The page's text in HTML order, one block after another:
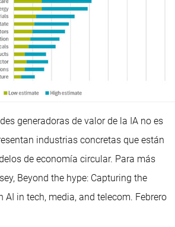
generadoras de valor de la IA no es
industrias concretas que están
de economía circular. Para más
Beyond the hype: Capturing the
AI in tech, media, and telecom. Febrero